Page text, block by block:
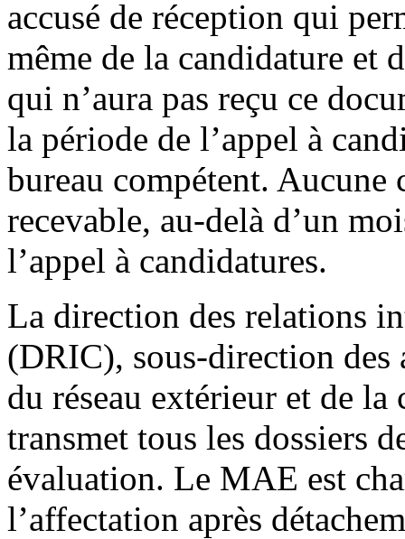
accusé de réception qui
même de la candidature et
qui n’aura pas reçu ce
la période de l’appel à
bureau compétent. Aucune
recevable, au-delà d’un
l’appel à candidatures.
La direction des relations
(DRIC), sous-direction des
du réseau extérieur et de
transmet tous les dossiers
évaluation. Le MAE est
l’affectation après